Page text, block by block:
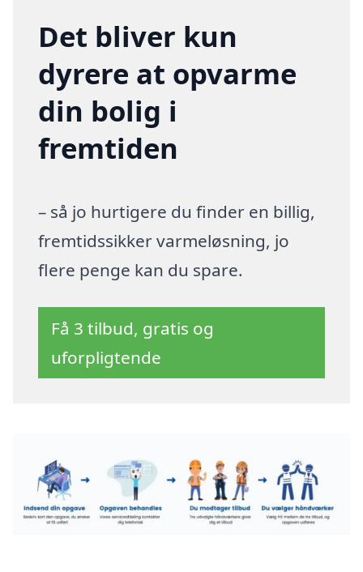
Det bliver kun
dyrere at opvarme
din bolig i
fremtiden
– så jo hurtigere du finder en billig,
fremtidssikker varmeløsning, jo
flere penge kan du spare.
Få 3 tilbud, gratis og
uforpligtende